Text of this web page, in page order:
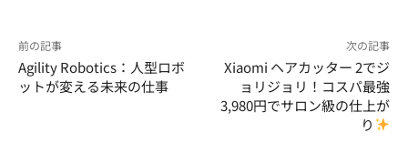
前の記事
Agility Robotics：人型ロボ
ットが変える未来の仕事
次の記事
Xiaomi ヘアカッター 2でジ
ョリジョリ！コスパ最強
3,980円でサロン級の仕上が
り